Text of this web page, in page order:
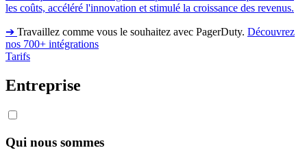
les coûts, accéléré l'innovation et stimulé la croissance des revenus.
➔ Travaillez comme vous le souhaitez avec PagerDuty. Découvrez
nos 700+ intégrations
Tarifs
Entreprise
Qui nous sommes